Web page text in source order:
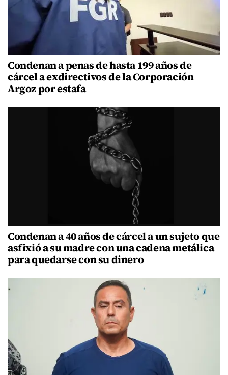
Condenan a penas de hasta 199 años de
cárcel a exdirectivos de la Corporación
Argoz por estafa
Condenan a 40 años de cárcel a un sujeto que
asfixió a su madre con una cadena metálica
para quedarse con su dinero